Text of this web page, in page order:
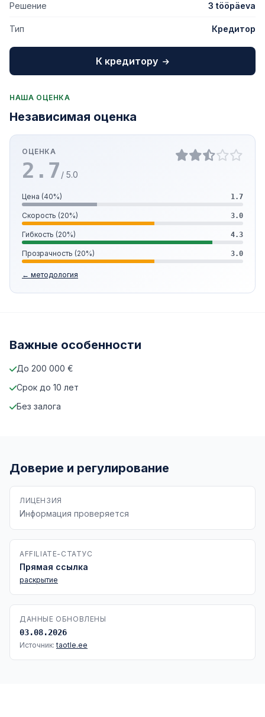
Решение 3 tööpäeva
Тип Кредитор
К кредитору
НАША ОЦЕНКА
Независимая оценка
ОЦЕНКА
2.7 / 5.0
Цена (40%) 1.7
Скорость (20%) 3.0
Гибкость (20%) 4.3
Прозрачность (20%) 3.0
← методология
Важные особенности
До 200 000 €
Срок до 10 лет
Без залога
Доверие и регулирование
ЛИЦЕНЗИЯ
Информация проверяется
AFFILIATE-СТАТУС
Прямая ссылка
раскрытие
ДАННЫЕ ОБНОВЛЕНЫ
03.08.2026
Источник:taotle.ee